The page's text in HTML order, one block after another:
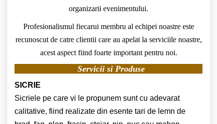
organizarii evenimentului.
Profesionalismul fiecarui membru al echipei noastre este
recunoscut de catre clientii care au apelat la serviciile noastre,
acest aspect fiind foarte important pentru noi.
Servicii si Produse
SICRIE
Sicriele pe care vi le propunem sunt cu adevarat
calitative, fiind realizate din esente tari de lemn de